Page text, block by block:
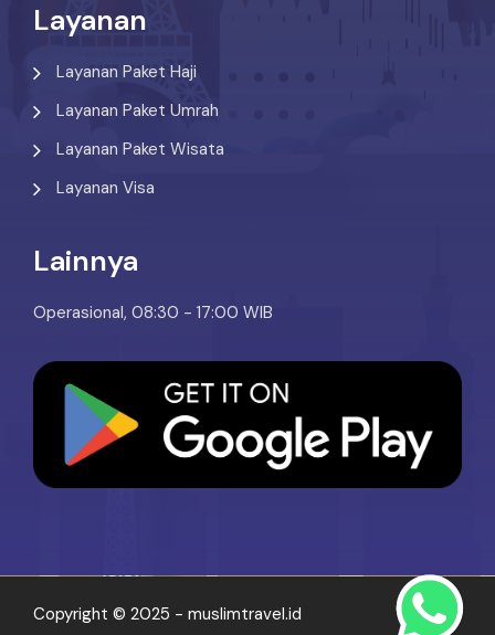
Layanan
Layanan Paket Haji
Layanan Paket Umrah
Layanan Paket Wisata
Layanan Visa
Lainnya
Operasional, 08:30 - 17:00 WIB
Copyright © 2025 - muslimtravel.id